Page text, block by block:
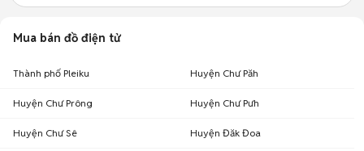
Mua bán đồ điện tử
Thành phố Pleiku Huyện Chư Păh
Huyện Chư Prông Huyện Chư Pưh
Huyện Chư Sê Huyện Đăk Đoa